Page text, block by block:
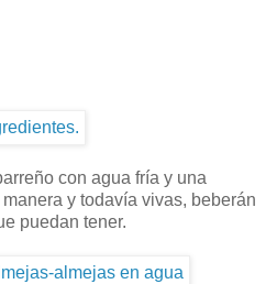
con agua fría y una
y todavía vivas, beberán
puedan tener.